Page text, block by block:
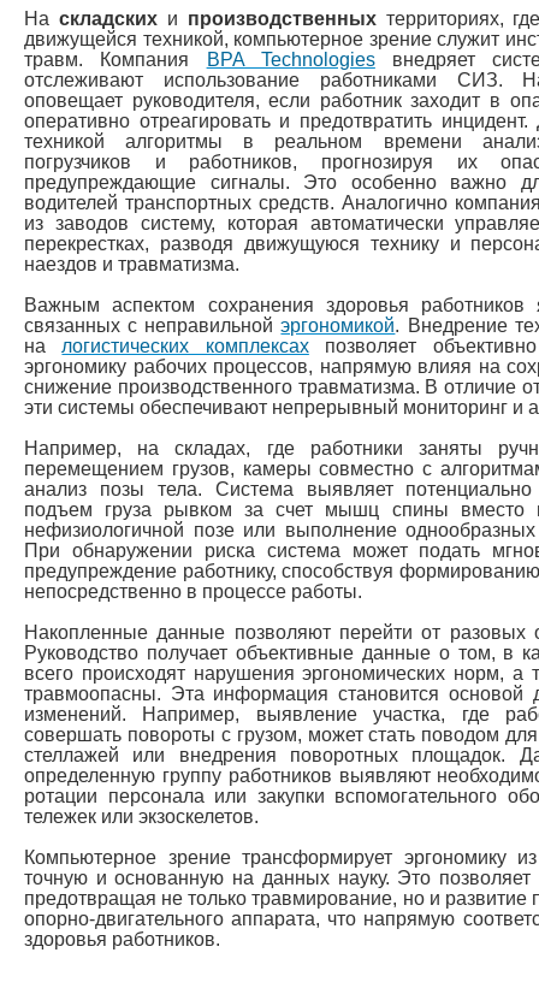
На складскихи производственныхтерриториях,
движущейся техникой, компьютерное зрение служит
травм. Компания
BPA Technologiesвнедряет
отслеживают использование работниками СИЗ.
оповещает руководителя, если работник заходит в
оперативно отреагировать и предотвратить
техникой алгоритмы в реальном времени
погрузчиков и работников, прогнозируя их
предупреждающие сигналы. Это особенно важно
водителей транспортных средств. Аналогично
из заводов систему, которая автоматически
перекрестках, разводя движущуюся технику и
наездов и травматизма.
Важным аспектом сохранения здоровья работников
связанных с неправильнойэргономикой. Внедрение
на логистических комплексахпозволяет
эргономику рабочих процессов, напрямую влияя на
снижение производственного травматизма. В отличие
эти системы обеспечивают непрерывный мониторинг и
Например, на складах, где работники заняты
перемещением грузов, камеры совместно с
анализ позы тела. Система выявляет
подъем груза рывком за счет мышц спины вместо
нефизиологичной позе или выполнение
При обнаружении риска система может подать
предупреждение работнику, способствуя
непосредственно в процессе работы.
Накопленные данные позволяют перейти от разовых
Руководство получает объективные данные о том, в
всего происходят нарушения эргономических норм, а
травмоопасны. Эта информация становится основой
изменений. Например, выявление участка, где
совершать повороты с грузом, может стать поводом
стеллажей или внедрения поворотных площадок.
определенную группу работников выявляют
ротации персонала или закупки вспомогательного
тележек или экзоскелетов.
Компьютерное зрение трансформирует эргономику
точную и основанную на данных науку. Это позволяет
предотвращая не только травмирование, но и
опорно-двигательного аппарата, что напрямую
здоровья работников.